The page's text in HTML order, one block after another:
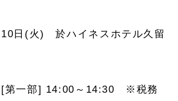
10日(火) 於ハイネスホテル久留
部] 14:00～14:30 ※税務